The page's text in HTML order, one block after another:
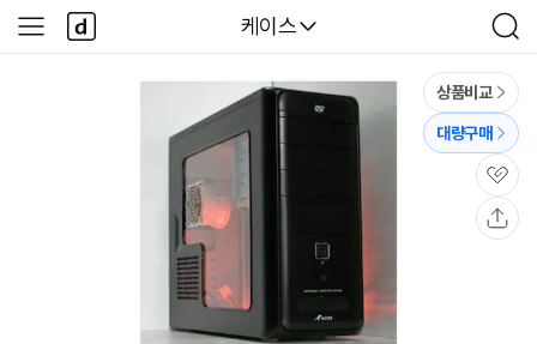
다나와
케이스
검
색
사
이
다
나
와
상품비교
대량구매
관
심